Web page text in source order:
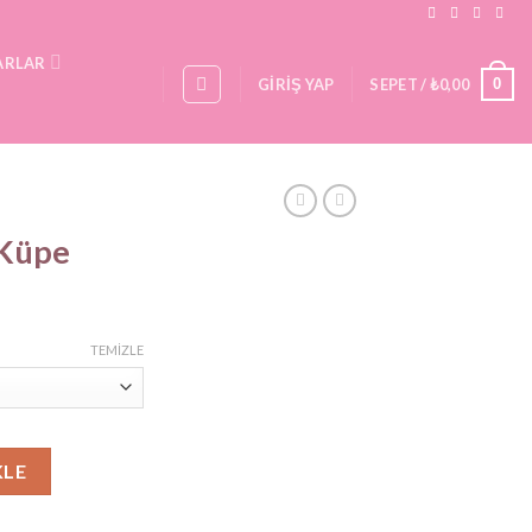
GIRIŞ YAP
SEPET /₺0,00 0
TEMIZLE